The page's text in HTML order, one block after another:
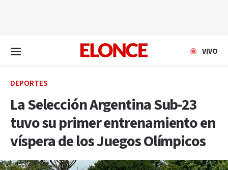
VIVO
DEPORTES
La Selección Argentina Sub-23
tuvo su primer entrenamiento en
víspera de los Juegos Olímpicos